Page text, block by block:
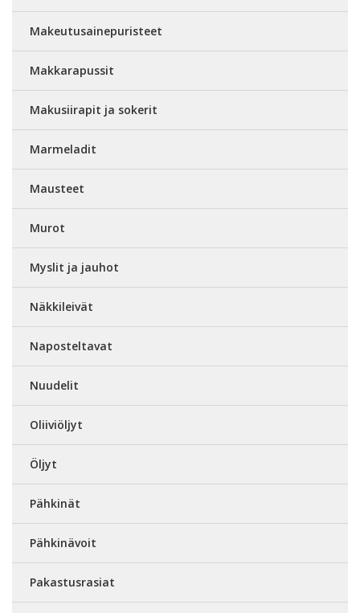
Makeutusainepuristeet
Makkarapussit
Makusiirapit ja sokerit
Marmeladit
Mausteet
Murot
Myslit ja jauhot
Näkkileivät
Naposteltavat
Nuudelit
Oliiviöljyt
Öljyt
Pähkinät
Pähkinävoit
Pakastusrasiat